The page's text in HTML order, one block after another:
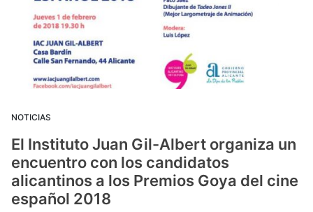
NOTICIAS
El Instituto Juan Gil-Albert organiza un
encuentro con los candidatos
alicantinos a los Premios Goya del cine
español 2018